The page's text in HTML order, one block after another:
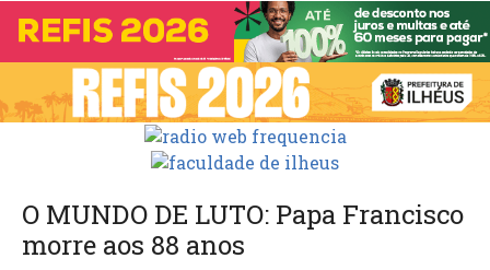
O MUNDO DE LUTO: Papa Francisco
morre aos 88 anos